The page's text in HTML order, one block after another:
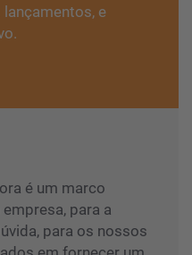
é um marco
para a
para os nossos
e